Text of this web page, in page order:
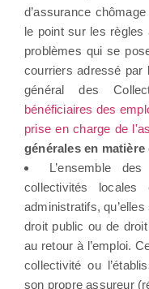
d’assurance
le point sur les règles
problèmes qui se
courriers adressé par
général des
bénéficiaires des
prise en charge de
générales en matière
L’ensemble
collectivités locales
administratifs,
droit public ou de droit
au retour à l’emploi.
collectivité ou
son propre assureur